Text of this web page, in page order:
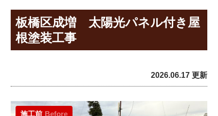
板橋区成増 太陽光パネル付き屋
根塗装工事
2026.06.17 更新
施工前 Before